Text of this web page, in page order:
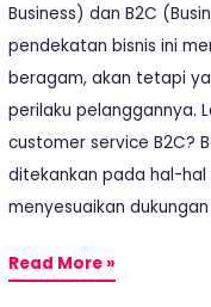
Business) dan B2C
pendekatan bisnis ini
beragam, akan tetapi
perilaku pelanggannya.
customer service B2C?
ditekankan pada hal-
menyesuaikan
Read More »